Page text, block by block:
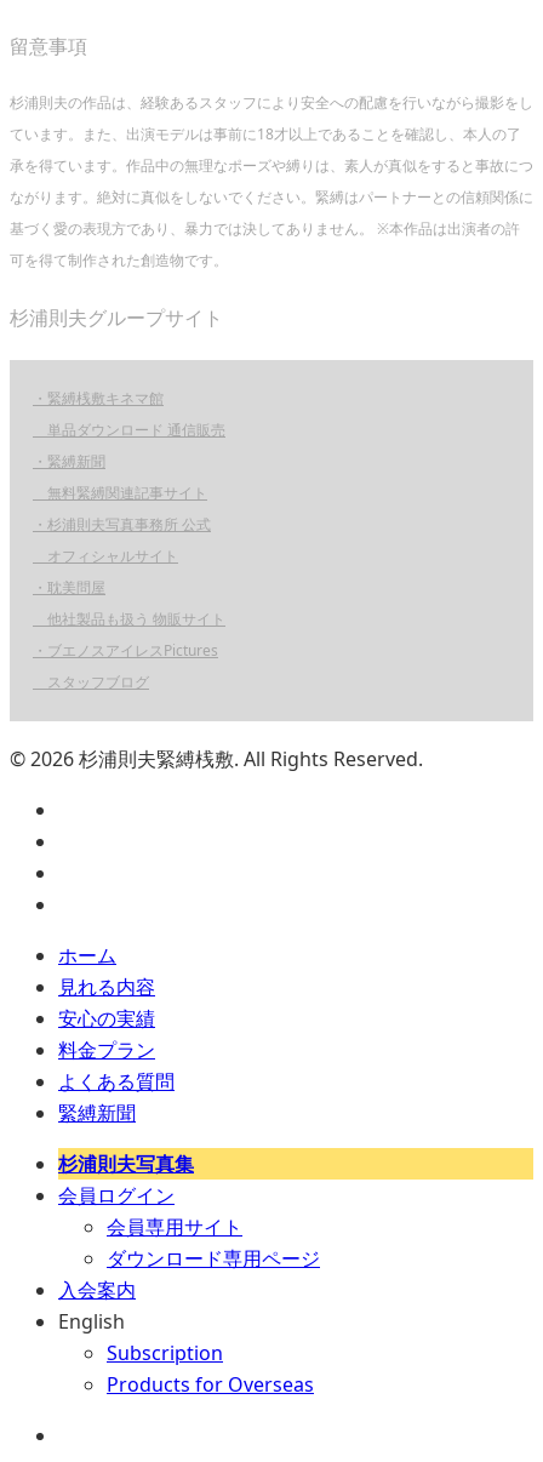
留意事項
杉浦則夫の作品は、経験あるスタッフにより安全への配慮を行いながら撮影をし
ています。また、出演モデルは事前に18才以上であることを確認し、本人の了
承を得ています。作品中の無理なポーズや縛りは、素人が真似をすると事故につ
ながります。絶対に真似をしないでください。緊縛はパートナーとの信頼関係に
基づく愛の表現方であり、暴力では決してありません。 ※本作品は出演者の許
可を得て制作された創造物です。
杉浦則夫グループサイト
・緊縛桟敷キネマ館
単品ダウンロード 通信販売
・緊縛新聞
無料緊縛関連記事サイト
・杉浦則夫写真事務所 公式
オフィシャルサイト
・耽美問屋
他社製品も扱う 物販サイト
・ブエノスアイレスPictures
スタッフブログ
© 2026 杉浦則夫緊縛桟敷. All Rights Reserved.
ホーム
見れる内容
安心の実績
料金プラン
よくある質問
緊縛新聞
杉浦則夫写真集
会員ログイン
会員専用サイト
ダウンロード専用ページ
入会案内
English
Subscription
Products for Overseas